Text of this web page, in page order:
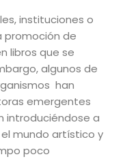
instituciones o
promoción de
libros que se
algunos de
han
emergentes
introduciéndose a
mundo artístico y
poco